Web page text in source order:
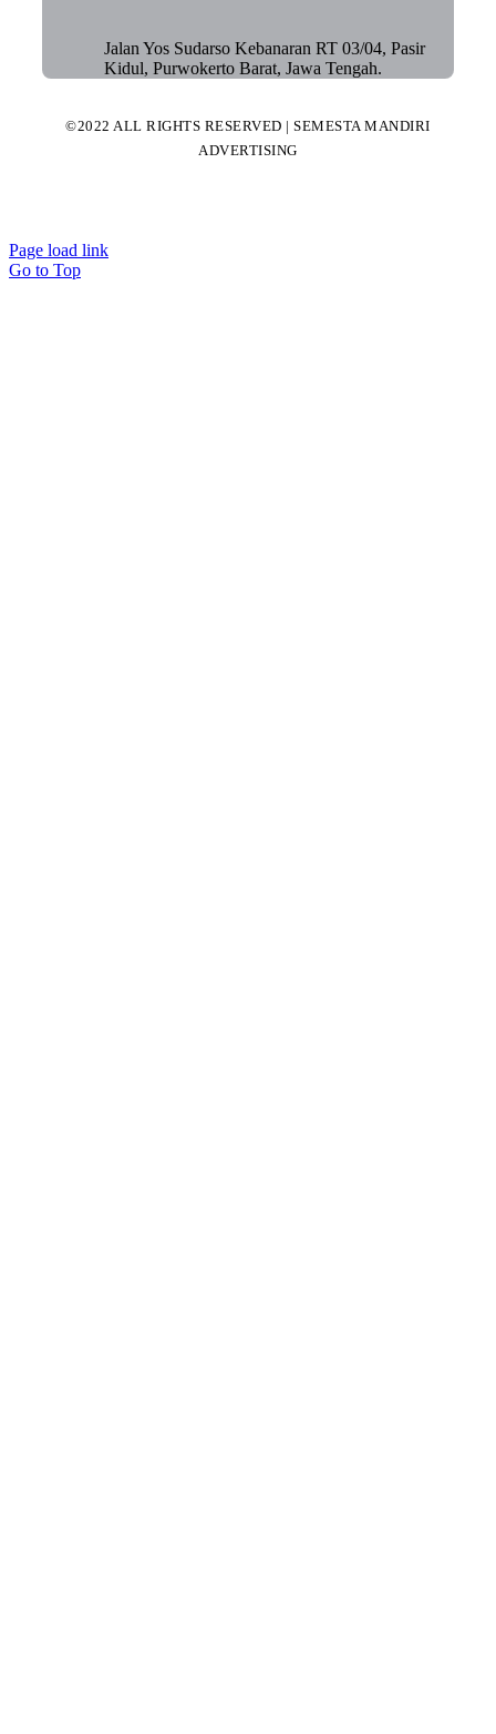
Jalan Yos Sudarso Kebanaran RT 03/04, Pasir
Kidul, Purwokerto Barat, Jawa Tengah.
©2022 ALL RIGHTS RESERVED | SEMESTA MANDIRI
ADVERTISING
Page load link
Go to Top